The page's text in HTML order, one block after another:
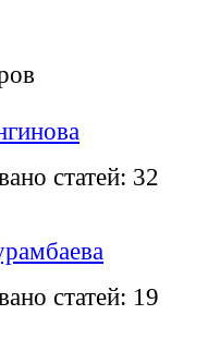
статей: 32
статей: 19